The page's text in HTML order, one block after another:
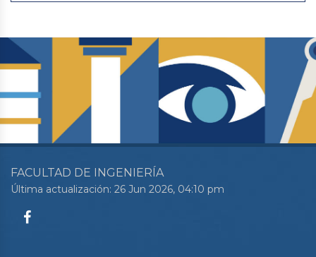
FACULTAD DE INGENIERÍA
Última actualización: 26 Jun 2026, 04:10 pm